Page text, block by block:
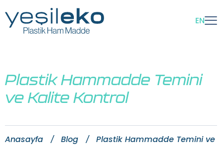
EN
Plastik Hammadde Temini
ve Kalite Kontrol
Anasayfa Blog Plastik Hammadde Temini ve